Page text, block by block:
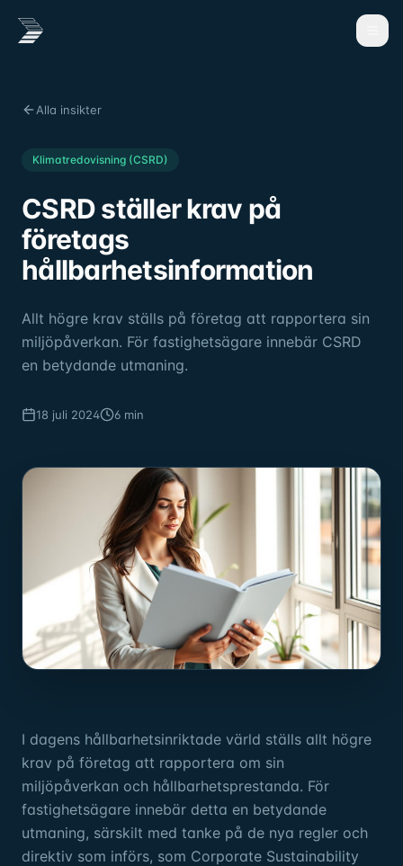
Alla insikter
Klimatredovisning (CSRD)
CSRD ställer krav på
företags
hållbarhetsinformation
Allt högre krav ställs på företag att rapportera sin
miljöpåverkan. För fastighetsägare innebär CSRD
en betydande utmaning.
18 juli 2024 6 min
I dagens hållbarhetsinriktade värld ställs allt högre
krav på företag att rapportera om sin
miljöpåverkan och hållbarhetsprestanda. För
fastighetsägare innebär detta en betydande
utmaning, särskilt med tanke på de nya regler och
direktiv som införs, som Corporate Sustainability